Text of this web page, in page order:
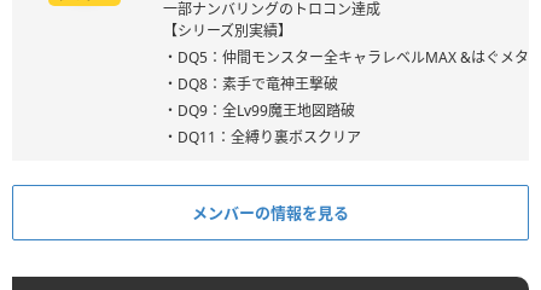
一部ナンバリングのトロコン達成
【シリーズ別実績】
・DQ5：仲間モンスター全キャラレベルMAX &はぐメタ
・DQ8：素手で竜神王撃破
・DQ9：全Lv99魔王地図踏破
・DQ11：全縛り裏ボスクリア
メンバーの情報を見る